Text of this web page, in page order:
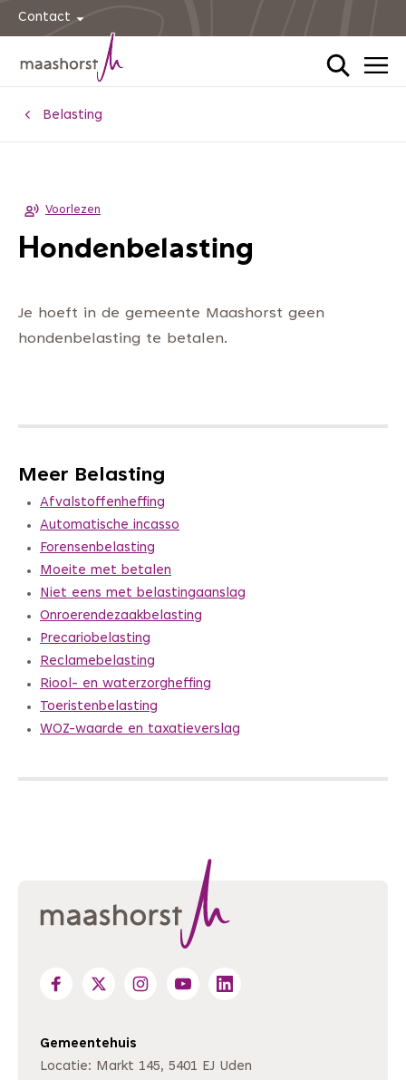
Contact
HomeBelasting
Voorlezen
Hondenbelasting
Je hoeft in de gemeente Maashorst geen
hondenbelasting te betalen.
Meer Belasting
Afvalstoffenheffing
Automatische incasso
Forensenbelasting
Moeite met betalen
Niet eens met belastingaanslag
Onroerendezaakbelasting
Precariobelasting
Reclamebelasting
Riool- en waterzorgheffing
Toeristenbelasting
WOZ-waarde en taxatieverslag
Gemeentehuis
Locatie: Markt 145, 5401 EJ Uden